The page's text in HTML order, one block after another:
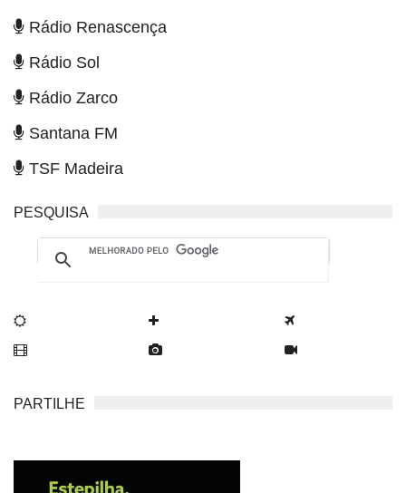
Rádio Renascença
Rádio Sol
Rádio Zarco
Santana FM
TSF Madeira
PESQUISA
PARTILHE